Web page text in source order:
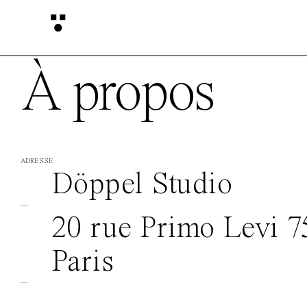
À propos
ADRESSE
Döppel Studio
—
20 rue Primo Levi
Paris
—